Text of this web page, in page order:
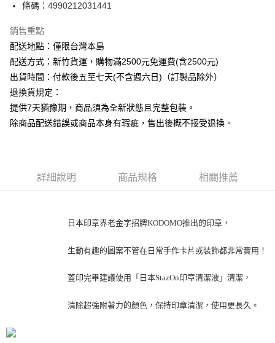
ATM付款
運送方式
下單前請先詢問庫存
每筆NT$130，滿NT$2,500(含以上)免運費
條碼：4990212031441
銷售重點
配送地點：僅限台灣本島
配送方式：新竹貨運，購物滿2500元免運費(含2500元)
出貨時間：付款後五至七天(不含週六日)（訂製品除外）
退換貨規定：
提供7天猶豫期，商品須為全新狀態且完整包裝。
除商品配送錯誤或商品本身有瑕疵，售出後概不接受退換。
詳細說明 商品規格 相關推薦
日本印章界老金字招牌KODOMO推出的印章，
生動有趣的圖案不管在日常手作卡片或裝飾都非常實用！
蓋印完畢建議使用「日本StazOn印章清潔液」清潔，
清除超強附著力的顏色，保持印章清潔，使用更長久。